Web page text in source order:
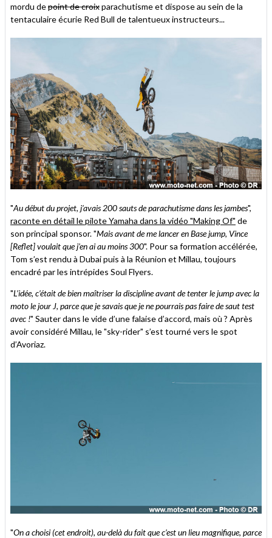
mordu depoint de croixparachutisme et dispose au sein de la
tentaculaire écurie Red Bull de talentueux instructeurs...
"Au début du projet, j’avais 200 sauts de parachutisme dans les jambes",
raconte en détail le pilote Yamaha dans la vidéo "Making Of" de
son principal sponsor. "Mais avant de me lancer en Base jump, Vince
[Reflet] voulait que j’en ai au moins 300". Pour sa formation accélérée,
Tom s’est rendu à Dubai puis à la Réunion et Millau, toujours
encadré par les intrépides Soul Flyers.
"L’idée, c’était de bien maîtriser la discipline avant de tenter le jump avec la
moto le jour J, parce que je savais que je ne pourrais pas faire de saut test
avec !" Sauter dans le vide d’une falaise d’accord, mais où ? Après
avoir considéré Millau, le "sky-rider" s’est tourné vers le spot
d’Avoriaz.
"On a choisi (cet endroit), au-delà du fait que c’est un lieu magnifique, parce